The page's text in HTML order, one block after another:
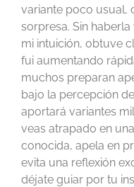
variante poco usual,
sorpresa. Sin
mi intuición, obtuve
fui aumentando
muchos preparan
bajo la percepción
aportará variantes
veas atrapado en
conocida, apela en
evita una reflexión
déjate guiar por tu